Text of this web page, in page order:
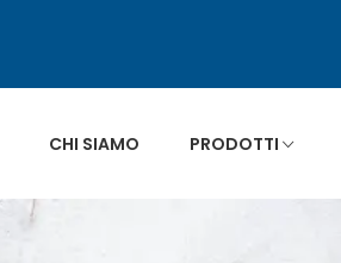
CHI SIAMO PRODOTTI